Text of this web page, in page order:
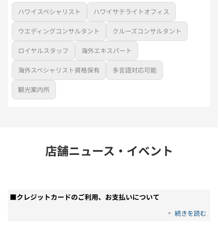
ハワイスペシャリスト ハワイサテライトオフィス
ウエディングコンサルタント クルーズコンサルタント
ロイヤルスタッフ 海外エキスパート
海外スペシャリスト資格保有 多言語対応可能
観光案内所
店舗ニュース・イベント
■クレジットカードのご利用、お支払いについて
続きを読む